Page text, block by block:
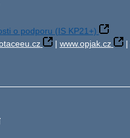
o podporu (IS KP21+)
| www.opjak.cz |